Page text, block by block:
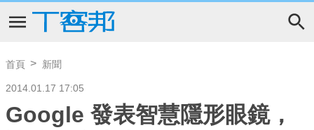
首頁 新聞
2014.01.17 17:05
Google 發表智慧隱形眼鏡，